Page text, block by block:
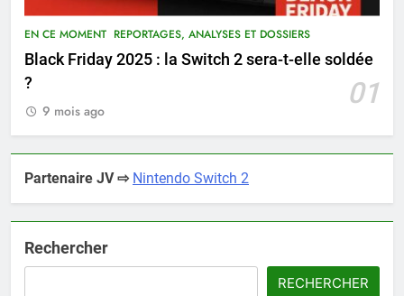
EN CE MOMENT REPORTAGES, ANALYSES ET DOSSIERS
Black Friday 2025 : la Switch 2 sera-t-elle soldée
?
01
9 mois ago
Partenaire JV ⇨ Nintendo Switch 2
Rechercher
RECHERCHER